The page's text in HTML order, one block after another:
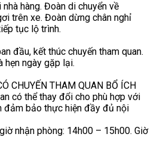
hàng. Đoàn di chuyển về
trên xe. Đoàn dừng chân nghỉ
tục lộ trình.
đầu, kết thúc chuyến tham quan.
hẹn ngày gặp lại.
CHUYẾN THAM QUAN BỔ ÍCH
có thể thay đổi cho phù hợp với
đảm bảo thực hiện đầy đủ nội
nhận phòng: 14h00 – 15h00. Giờ